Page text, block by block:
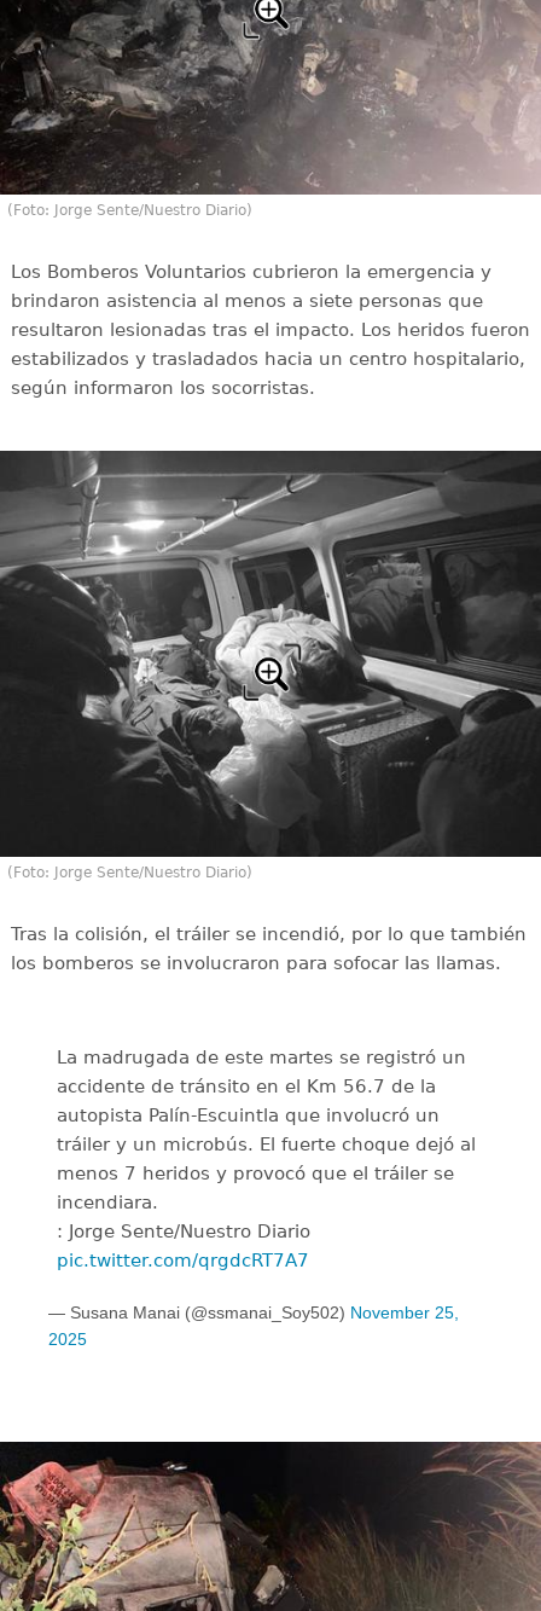
(Foto: Jorge Sente/Nuestro Diario)
Los Bomberos Voluntarios cubrieron la emergencia y
brindaron asistencia al menos a siete personas que
resultaron lesionadas tras el impacto. Los heridos fueron
estabilizados y trasladados hacia un centro hospitalario,
según informaron los socorristas.
(Foto: Jorge Sente/Nuestro Diario)
Tras la colisión, el tráiler se incendió, por lo que también
los bomberos se involucraron para sofocar las llamas.
La madrugada de este martes se registró un
accidente de tránsito en el Km 56.7 de la
autopista Palín-Escuintla que involucró un
tráiler y un microbús. El fuerte choque dejó al
menos 7 heridos y provocó que el tráiler se
incendiara.
: Jorge Sente/Nuestro Diario
pic.twitter.com/qrgdcRT7A7
— Susana Manai (@ssmanai_Soy502) November 25,
2025